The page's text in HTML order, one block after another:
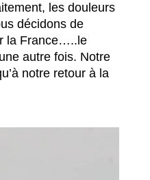
les douleurs
décidons de
la France…..le
autre fois. Notre
notre retour à la